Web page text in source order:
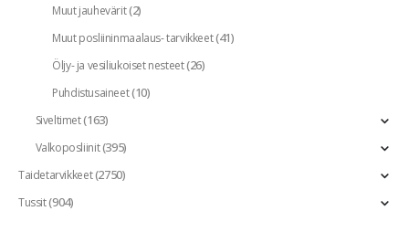
Muut jauhevärit(2)
Muut posliininmaalaus- tarvikkeet(41)
Öljy- ja vesiliukoiset nesteet(26)
Puhdistusaineet(10)
Siveltimet(163)
Valkoposliinit(395)
Taidetarvikkeet(2750)
Tussit(904)